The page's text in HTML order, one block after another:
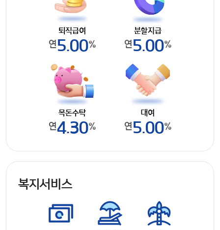
퇴직급여
연5.00%
분할지급
연5.00%
목돈수탁
연4.30%
대여
연5.00%
복지서비스